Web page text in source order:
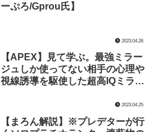
ーぷろ/Gprou氏】
2023.04.26
【APEX】見て学ぶ。最強ミラー
ジュしか使ってない相手の心理や
視線誘導を駆使した超高IQミラー
2023.04.25
【まろん解説】※プレデターが行